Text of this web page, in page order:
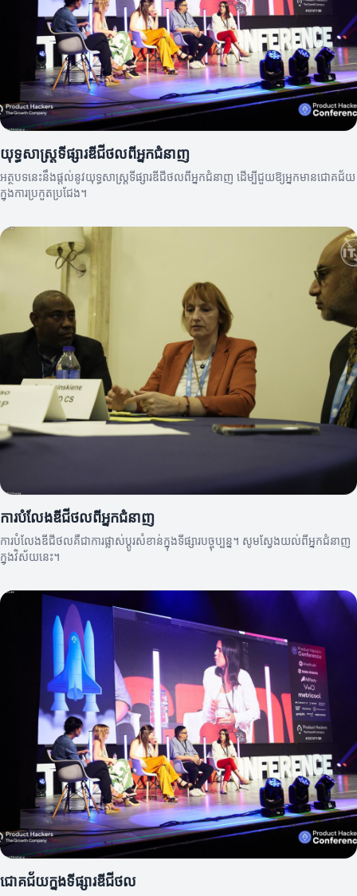
យុទ្ធសាស្ត្រទីផ្សារឌីជីថលពីអ្នកជំនាញ
អត្ថបទនេះនឹងផ្តល់នូវយុទ្ធសាស្ត្រទីផ្សារឌីជីថលពីអ្នកជំនាញ ដើម្បីជួយឱ្យអ្នកមានជោគជ័យ
ក្នុងការប្រកួតប្រជែង។
ការបំលែងឌីជីថលពីអ្នកជំនាញ
ការបំលែងឌីជីថលគឺជាការផ្លាស់ប្តូរសំខាន់ក្នុងទីផ្សារបច្ចុប្បន្ន។ សូមស្វែងយល់ពីអ្នកជំនាញ
ក្នុងវិស័យនេះ។
ជោគជ័យក្នុងទីផ្សារឌីជីថល